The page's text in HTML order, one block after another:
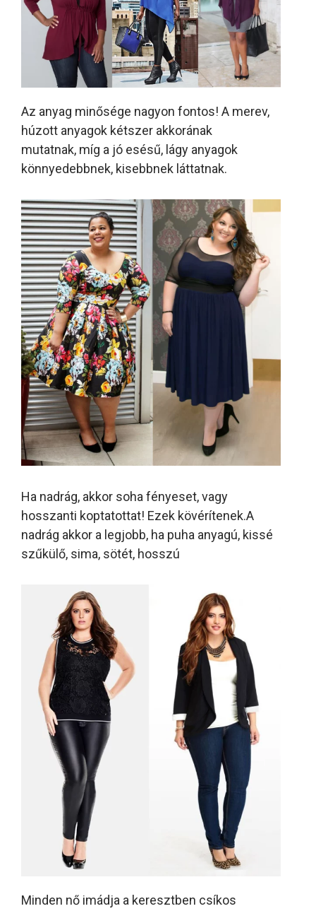
Az anyag minősége nagyon fontos! A merev,
húzott anyagok kétszer akkorának
mutatnak, míg a jó esésű, lágy anyagok
könnyedebbnek, kisebbnek láttatnak.
Ha nadrág, akkor soha fényeset, vagy
hosszanti koptatottat! Ezek kövérítenek.A
nadrág akkor a legjobb, ha puha anyagú, kissé
szűkülő, sima, sötét, hosszú
Minden nő imádja a keresztben csíkos